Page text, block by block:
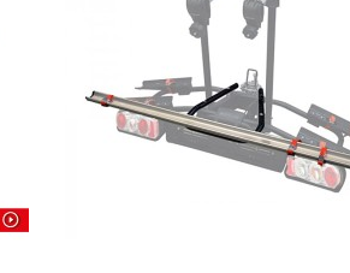
ВО ЛИСТА СО ЖЕЛБИ